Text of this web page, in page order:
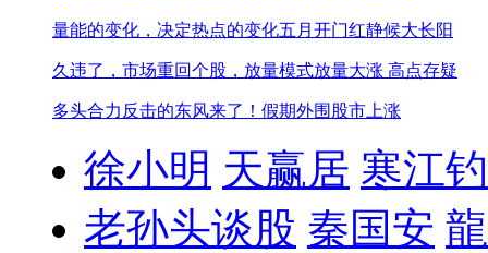
量能的变化，决定热点的变化五月开门红静候大长阳
久违了，市场重回个股，放量模式放量大涨 高点存疑
多头合力反击的东风来了！ 假期外围股市上涨
徐小明 天赢居 寒江
老孙头谈股 秦国安